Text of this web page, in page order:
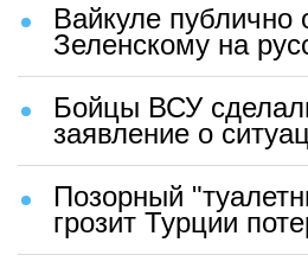
Вайкуле публично
Зеленскому на
Бойцы ВСУ
заявление о
Позорный
грозит Турции